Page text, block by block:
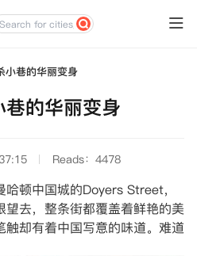
小巷的华丽变身
的华丽变身
Reads：4478
顿中国城的Doyers Street，
去，整条街都覆盖着鲜艳的美
却有着中国写意的味道。难道